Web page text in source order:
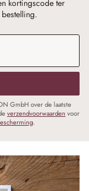
kortingscode ter
GmbH over de laatste
verzendvoorwaarden voor
.